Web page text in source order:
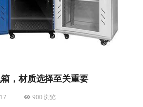
，材质选择至关重要
900 浏览